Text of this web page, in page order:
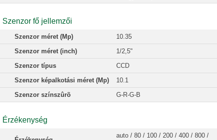
Szenzor fő jellemzői
Szenzor méret (Mp)
10.35
Szenzor méret (inch)
1/2,5"
Szenzor típus
CCD
Szenzor képalkotási méret (Mp)
10.1
Szenzor színszûrõ
G-R-G-B
Érzékenység
auto / 80 / 100 / 200 / 400 / 800 /